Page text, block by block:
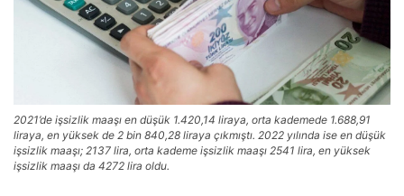
2021’de işsizlik maaşı en düşük 1.420,14 liraya, orta kademede 1.688,91
liraya, en yüksek de 2 bin 840,28 liraya çıkmıştı. 2022 yılında ise en düşük
işsizlik maaşı; 2137 lira, orta kademe işsizlik maaşı 2541 lira, en yüksek
işsizlik maaşı da 4272 lira oldu.